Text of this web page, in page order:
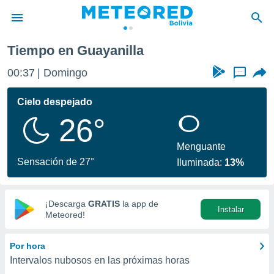
de
ha
calidad.
a este
las
y
digital
basada
Tiempo en Guayanilla
00:37 Domingo ...
Cielo despejado
26°
Sensación de 27°
Menguante
Iluminada: 13%
¡Descarga GRATIS la app de
Meteored!
Instalar
Por hora
Intervalos nubosos en las próximas horas